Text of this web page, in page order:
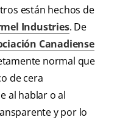
están hechos de
Industries. De
Canadiense
normal que
de cera
al hablar o al
y por lo